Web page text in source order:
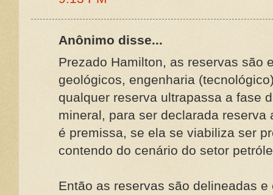
Anônimo disse...
Prezado Hamilton, as reservas são
geológicos, engenharia
qualquer reserva ultrapassa a fase
mineral, para ser declarada
é premissa, se ela se viabiliza ser
contendo do cenário do setor
Então as reservas são delineadas